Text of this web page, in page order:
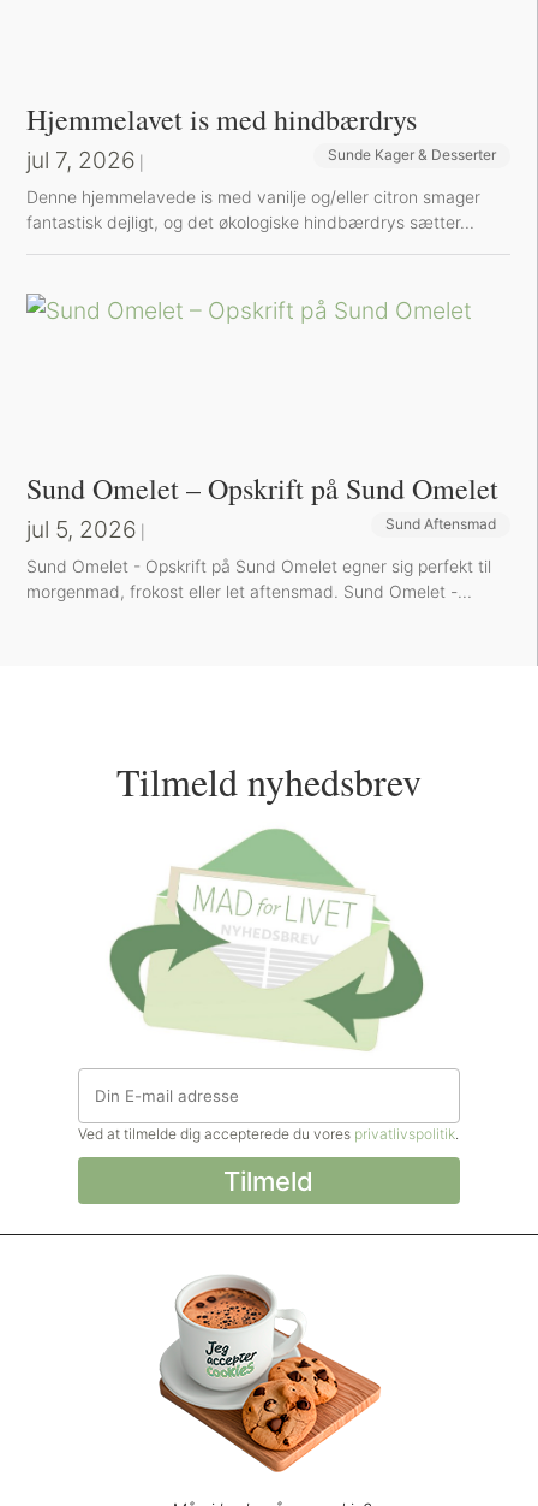
Hjemmelavet is med hindbærdrys
jul 7, 2026 Sunde Kager & Desserter
Denne hjemmelavede is med vanilje og/eller citron smager
fantastisk dejligt, og det økologiske hindbærdrys sætter...
Sund Omelet – Opskrift på Sund Omelet
jul 5, 2026 Sund Aftensmad
Sund Omelet - Opskrift på Sund Omelet egner sig perfekt til
morgenmad, frokost eller let aftensmad. Sund Omelet -...
Tilmeld nyhedsbrev
Ved at tilmelde dig accepterede du vores privatlivspolitik.
© Madforlivet.com, 2000–2025. Alle
rettigheder forbeholdt.
øvrigt materiale må kun gengives med
tilladelse fra Sophia Helse ApS.
Spørgsmål eller kommentarer?